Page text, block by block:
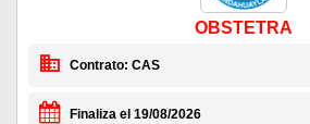
OBSTETRA
Contrato: CAS
Finaliza el 19/08/2026